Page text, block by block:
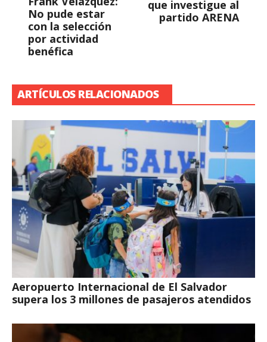
No pude estar
con la selección
por actividad
benéfica
que investigue al
partido ARENA
ARTÍCULOS RELACIONADOS
Aeropuerto Internacional de El Salvador
supera los 3 millones de pasajeros atendidos